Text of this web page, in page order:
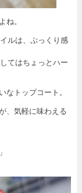
。
ルは、ぷっくり感
てはちょっとハー
トップコート。
、気軽に味わえる
」